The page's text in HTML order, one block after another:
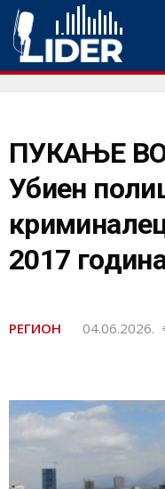
ПУКАЊЕ
Убиен
2017
РЕГИОН 04.06.2026.